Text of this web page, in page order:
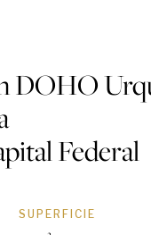
DOHO
Federal
SUPERFICIE